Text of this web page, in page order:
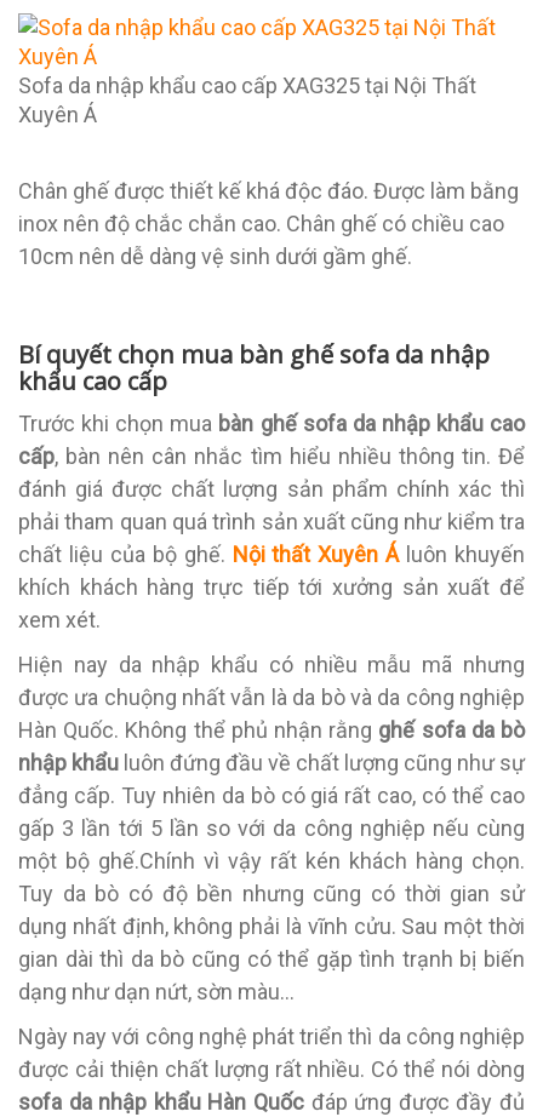
Sofa da nhập khẩu cao cấp XAG325 tại Nội Thất
Xuyên Á
Chân ghế được thiết kế khá độc đáo. Được làm bằng
inox nên độ chắc chắn cao. Chân ghế có chiều cao
10cm nên dễ dàng vệ sinh dưới gầm ghế.
Bí quyết chọn mua bàn ghế sofa da nhập
khẩu cao cấp
Trước khi chọn mua bàn ghế sofa da nhập khẩu cao
cấp, bàn nên cân nhắc tìm hiểu nhiều thông tin. Để
đánh giá được chất lượng sản phẩm chính xác thì
phải tham quan quá trình sản xuất cũng như kiểm tra
chất liệu của bộ ghế. Nội thất Xuyên Áluôn khuyến
khích khách hàng trực tiếp tới xưởng sản xuất để
xem xét.
Hiện nay da nhập khẩu có nhiều mẫu mã nhưng
được ưa chuộng nhất vẫn là da bò và da công nghiệp
Hàn Quốc. Không thể phủ nhận rằng ghế sofa da bò
nhập khẩu luôn đứng đầu về chất lượng cũng như sự
đẳng cấp. Tuy nhiên da bò có giá rất cao, có thể cao
gấp 3 lần tới 5 lần so với da công nghiệp nếu cùng
một bộ ghế.Chính vì vậy rất kén khách hàng chọn.
Tuy da bò có độ bền nhưng cũng có thời gian sử
dụng nhất định, không phải là vĩnh cửu. Sau một thời
gian dài thì da bò cũng có thể gặp tình trạnh bị biến
dạng như dạn nứt, sờn màu…
Ngày nay với công nghệ phát triển thì da công nghiệp
được cải thiện chất lượng rất nhiều. Có thể nói dòng
sofa da nhập khẩu Hàn Quốc đáp ứng được đầy đủ